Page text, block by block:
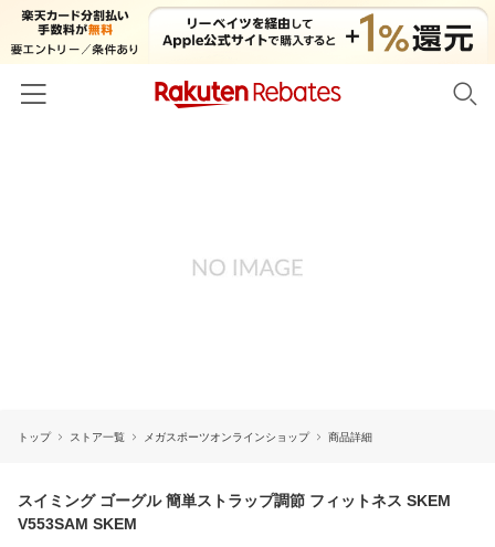
キッズ・ベビー用品
エンタメ
電子書籍特集
楽天サービス特集
トップ ストア一覧 メガスポーツオンラインショップ 商品詳細
スイミング ゴーグル 簡単ストラップ調節 フィットネス SKEM
V553SAM SKEM